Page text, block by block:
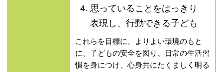
思っていることをはっきり
表現し、行動できる子ども
これらを目標に、よりよい環境のもと
に、子どもの安全を図り、日常の生活習
慣を身につけ、心身共にたくましく明る